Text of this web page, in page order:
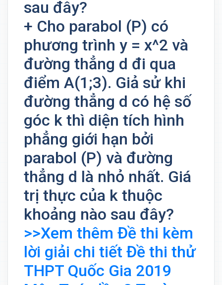
sau đây?
+ Cho parabol (P) có
phương trình y = x^2 và
đường thẳng d đi qua
điểm A(1;3). Giả sử khi
đường thẳng d có hệ số
góc k thì diện tích hình
phẳng giới hạn bởi
parabol (P) và đường
thẳng d là nhỏ nhất. Giá
trị thực của k thuộc
khoảng nào sau đây?
>>Xem thêm Đề thi kèm
lời giải chi tiết Đề thi thử
THPT Quốc Gia 2019